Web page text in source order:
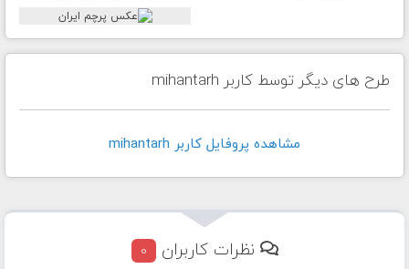
طرح های دیگر توسط کاربر mihantarh
مشاهده پروفايل کاربر mihantarh
نظرات کاربران 0